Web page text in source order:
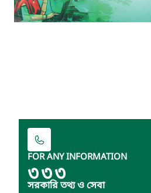
FOR ANY INFORMATION
৩৩৩
সরকারি তথ্য ও সেবা